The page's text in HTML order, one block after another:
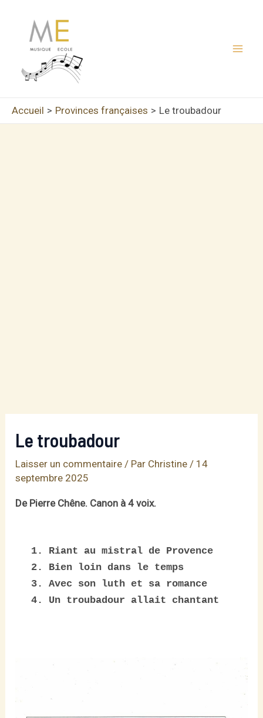
contenu
Accueil Provinces françaises Le troubadour
Le troubadour
Laisser un commentaire / Par Christine/ 14
septembre 2025
De Pierre Chêne. Canon à 4 voix.
1. Riant au mistral de Provence
2. Bien loin dans le temps
3. Avec son luth et sa romance
4. Un troubadour allait chantant